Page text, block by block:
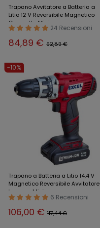
Trapano Avvitatore a Batteria a
Litio 12 V Reversibile Magnetico
Compatto Mini
24 Recensioni
84,89 € 92,89 €
-10%
Trapano a Batteria a Litio 14.4 V
Magnetico Reversibile Avvitatore
Leggero Mini
6 Recensioni
106,00 € 117,44 €